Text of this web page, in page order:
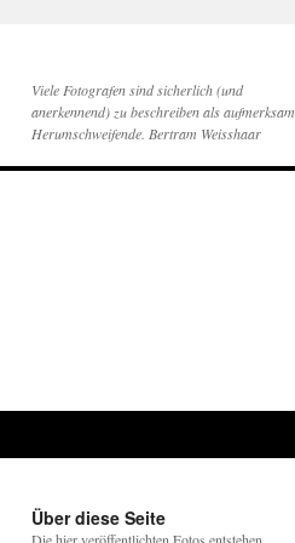
Viele Fotografen sind sicherlich (und
anerkennend) zu beschreiben als aufmerksam
Herumschweifende. Bertram Weisshaar
Über diese Seite